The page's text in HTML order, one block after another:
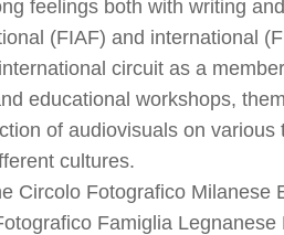
feelings both with writing
(FIAF) and international
circuit as a
educational workshops,
of audiovisuals on
cultures.
Circolo Fotografico Milanese
Famiglia